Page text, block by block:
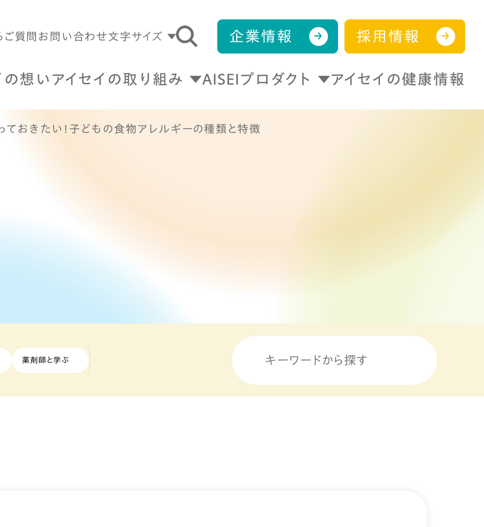
ご質問 お問い合わせ文字サイズ 企業情報 採用情報
の想い アイセイの取り組み AISEIプロダクト アイセイの健康情報
ておきたい！子どもの食物アレルギーの種類と特徴
薬剤師と学ぶ